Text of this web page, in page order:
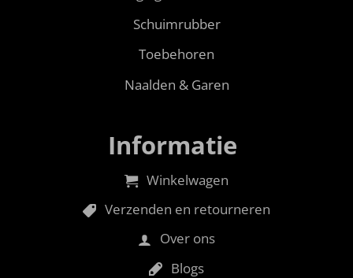
Schuimrubber
Toebehoren
Naalden & Garen
Informatie
Winkelwagen
Verzenden en retourneren
Over ons
Blogs